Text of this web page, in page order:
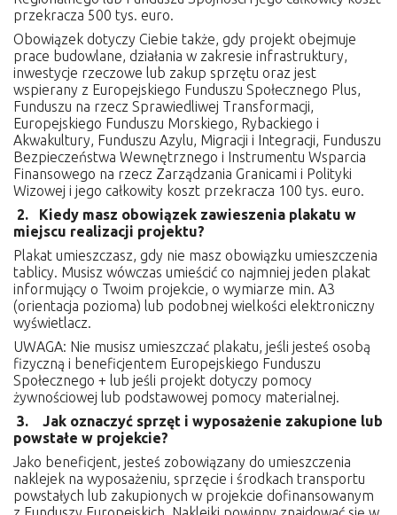
przekracza 500 tys. euro.
Obowiązek dotyczy Ciebie także, gdy projekt obejmuje
prace budowlane, działania w zakresie infrastruktury,
inwestycje rzeczowe lub zakup sprzętu oraz jest
wspierany z Europejskiego Funduszu Społecznego Plus,
Funduszu na rzecz Sprawiedliwej Transformacji,
Europejskiego Funduszu Morskiego, Rybackiego i
Akwakultury, Funduszu Azylu, Migracji i Integracji, Funduszu
Bezpieczeństwa Wewnętrznego i Instrumentu Wsparcia
Finansowego na rzecz Zarządzania Granicami i Polityki
Wizowej i jego całkowity koszt przekracza 100 tys. euro.
2. Kiedy masz obowiązek zawieszenia plakatu w
miejscu realizacji projektu?
Plakat umieszczasz, gdy nie masz obowiązku umieszczenia
tablicy. Musisz wówczas umieścić co najmniej jeden plakat
informujący o Twoim projekcie, o wymiarze min. A3
(orientacja pozioma) lub podobnej wielkości elektroniczny
wyświetlacz.
UWAGA: Nie musisz umieszczać plakatu, jeśli jesteś osobą
fizyczną i beneficjentem Europejskiego Funduszu
Społecznego + lub jeśli projekt dotyczy pomocy
żywnościowej lub podstawowej pomocy materialnej.
3. Jak oznaczyć sprzęt i wyposażenie zakupione lub
powstałe w projekcie?
Jako beneficjent, jesteś zobowiązany do umieszczenia
naklejek na wyposażeniu, sprzęcie i środkach transportu
powstałych lub zakupionych w projekcie dofinansowanym